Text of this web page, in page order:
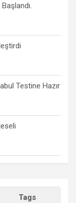
Testine Hazır
Tags